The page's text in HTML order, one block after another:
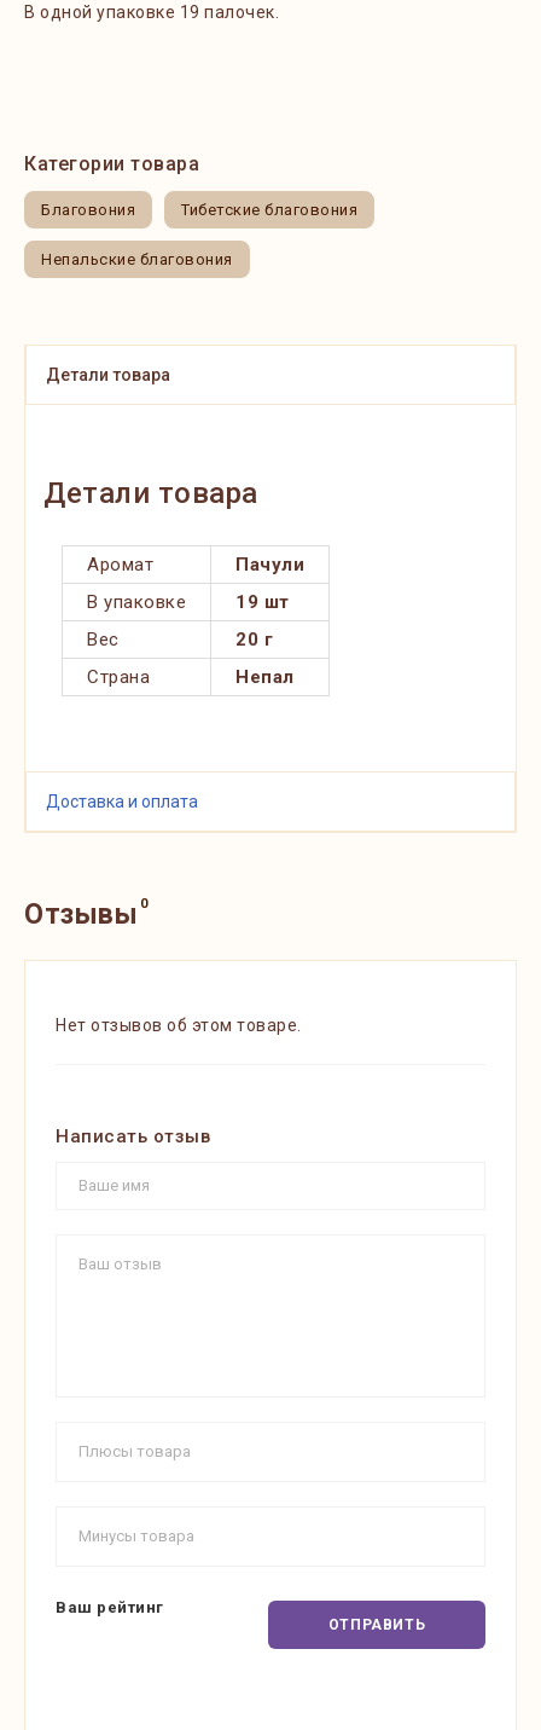
В одной упаковке 19 палочек.
Категории товара
Благовония Тибетские благовония
Непальские благовония
Детали товара
Детали товара
Аромат
Пачули
В упаковке
19 шт
Вес
20 г
Страна
Непал
Доставка и оплата
Отзывы 0
Нет отзывов об этом товаре.
Написать отзыв
Ваш рейтинг
ОТПРАВИТЬ